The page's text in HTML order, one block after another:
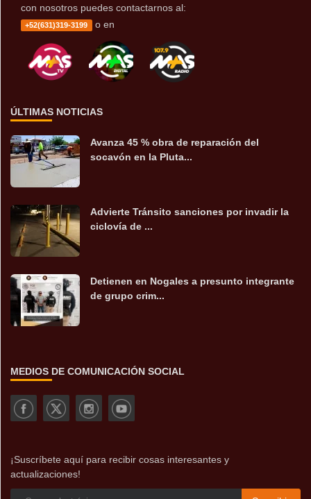
con nosotros puedes contactarnos al:
+52(631)319-3199 o en
ÚLTIMAS NOTICIAS
Avanza 45 % obra de reparación del
socavón en la Pluta...
Advierte Tránsito sanciones por invadir la
ciclovía de ...
Detienen en Nogales a presunto integrante
de grupo crim...
MEDIOS DE COMUNICACIÓN SOCIAL
¡Suscríbete aquí para recibir cosas interesantes y
actualizaciones!